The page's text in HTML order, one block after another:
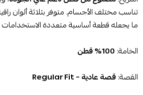
تناسب مختلف الأجسام. متوفر بثلاثة ألوان
ما يجعله قطعة أساسية متعددة الاستخدامات
الخامة: 100% قطن
القصة:قصة عادية – Regular Fit